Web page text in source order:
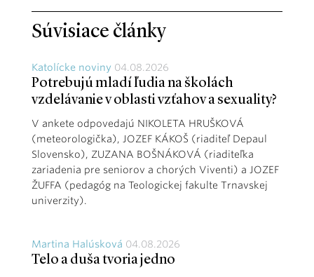
Súvisiace články
Katolícke noviny 04.08.2026
Potrebujú mladí ľudia na školách
vzdelávanie v oblasti vzťahov a sexuality?
V ankete odpovedajú NIKOLETA HRUŠKOVÁ
(meteorologička), JOZEF KÁKOŠ (riaditeľ Depaul
Slovensko), ZUZANA BOŠNÁKOVÁ (riaditeľka
zariadenia pre seniorov a chorých Viventi) a JOZEF
ŽUFFA (pedagóg na Teologickej fakulte Trnavskej
univerzity).
Martina Halúsková 04.08.2026
Telo a duša tvoria jedno